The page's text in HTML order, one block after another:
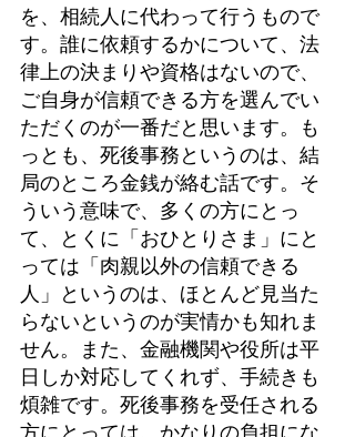
を、相続人に代わって行うもので
す。誰に依頼するかについて、法
律上の決まりや資格はないので、
ご自身が信頼できる方を選んでい
ただくのが一番だと思います。も
っとも、死後事務というのは、結
局のところ金銭が絡む話です。そ
ういう意味で、多くの方にとっ
て、とくに「おひとりさま」にと
っては「肉親以外の信頼できる
人」というのは、ほとんど見当た
らないというのが実情かも知れま
せん。また、金融機関や役所は平
日しか対応してくれず、手続きも
煩雑です。死後事務を受任される
方にとっては、かなりの負担にな